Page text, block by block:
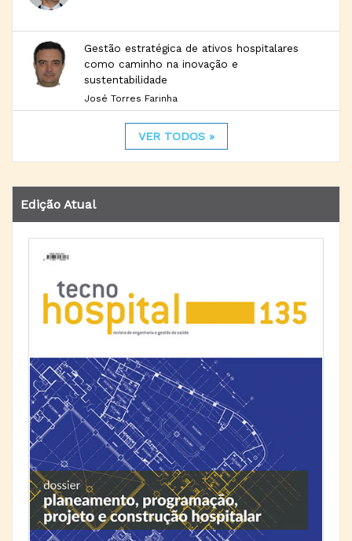
Gestão estratégica de ativos hospitalares
como caminho na inovação e
sustentabilidade
José Torres Farinha
VER TODOS »
Edição Atual